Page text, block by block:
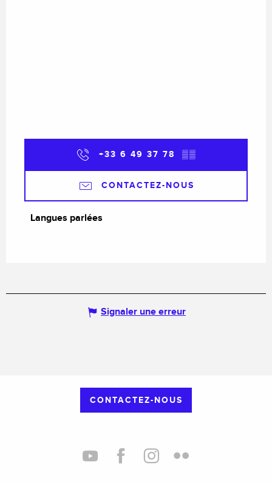
+33 6 49 37 78 ▒▒
CONTACTEZ-NOUS
Langues parlées
Langues parlées
Signaler une erreur
CONTACTEZ-NOUS